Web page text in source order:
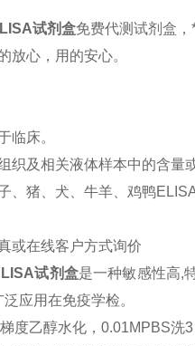
试剂盒免费代测试剂盒
放心，用的安心。
临床。
织及相关液体样本中的含量
、猪、犬、牛羊、鸡鸭
或在线客户方式询价
试剂盒是一种敏感性高,
泛应用在免疫学检。
度乙醇水化， 0.01MPBS洗